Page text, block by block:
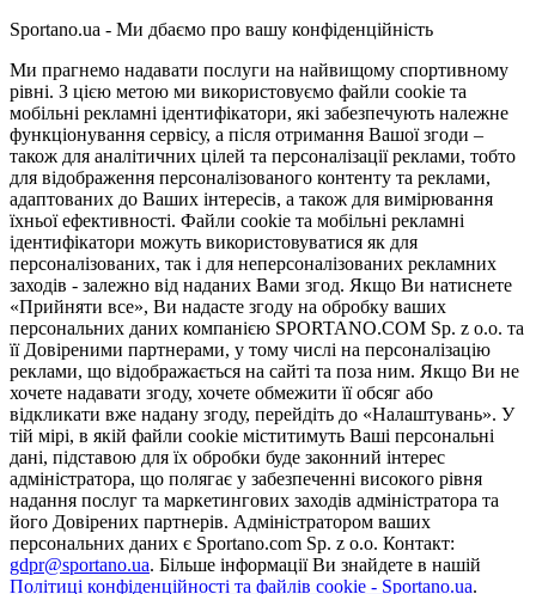
Sportano.ua - Ми дбаємо про вашу конфіденційність
Ми прагнемо надавати послуги на найвищому спортивному
рівні. З цією метою ми використовуємо файли cookie та
мобільні рекламні ідентифікатори, які забезпечують належне
функціонування сервісу, а після отримання Вашої згоди –
також для аналітичних цілей та персоналізації реклами, тобто
для відображення персоналізованого контенту та реклами,
адаптованих до Ваших інтересів, а також для вимірювання
їхньої ефективності. Файли cookie та мобільні рекламні
ідентифікатори можуть використовуватися як для
персоналізованих, так і для неперсоналізованих рекламних
заходів - залежно від наданих Вами згод. Якщо Ви натиснете
«Прийняти все», Ви надасте згоду на обробку ваших
персональних даних компанією SPORTANO.COM Sp. z o.o. та
її Довіреними партнерами, у тому числі на персоналізацію
реклами, що відображається на сайті та поза ним. Якщо Ви не
хочете надавати згоду, хочете обмежити її обсяг або
відкликати вже надану згоду, перейдіть до «Налаштувань». У
тій мірі, в якій файли cookie міститимуть Ваші персональні
дані, підставою для їх обробки буде законний інтерес
адміністратора, що полягає у забезпеченні високого рівня
надання послуг та маркетингових заходів адміністратора та
його Довірених партнерів. Адміністратором ваших
персональних даних є Sportano.com Sp. z o.o. Контакт:
gdpr@sportano.ua. Більше інформації Ви знайдете в нашій
Політиці конфіденційності та файлів cookie - Sportano.ua.